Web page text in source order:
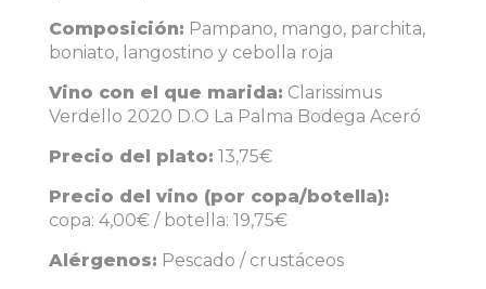
Composición: Pampano, mango, parchita,
boniato, langostino y cebolla roja
Vino con el que marida: Clarissimus
Verdello 2020 D.O La Palma Bodega Aceró
Precio del plato: 13,75€
Precio del vino (por copa/botella):
copa: 4,00€ / botella: 19,75€
Alérgenos: Pescado / crustáceos